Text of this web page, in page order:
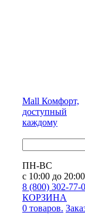
Mall Комфорт,
доступный
каждому
ПН-ВС
с 10:00 до 20:00
8 (800) 302-77-
КОРЗИНА
0 товаров.